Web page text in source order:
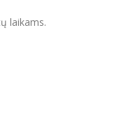
laikams.